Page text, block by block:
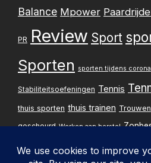
Balance Mpower
PR Review Sport
Sporten sporten tijdens corona
Stabiliteitsoefeningen Tennis
thuis sporten thuis trainen Trouwen
gescheurd Werken aan herstel